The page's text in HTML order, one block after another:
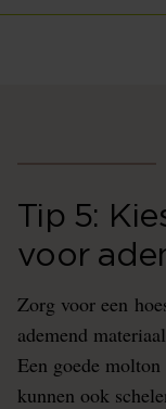
Tip 5:
voor
Zorg voor een
ademend
Een goede
kunnen ook